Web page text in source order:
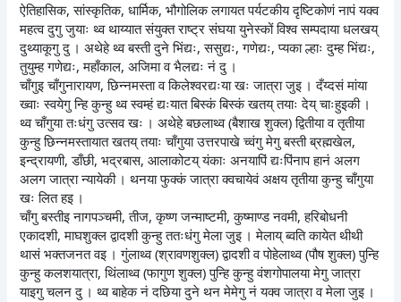
ऐतिहासिक, सांस्कृतिक, धार्मिक, भौगोलिक लगायत पर्यटकीय दृष्टिकोणं नापं यक्व
महत्व दुगु जुयाः थ्व थाय्यात संयुक्त राष्ट्र संघया युनेस्कों विश्व सम्पदाया धलखय्
दुथ्याकूगु दु । अथेहे थ्व बस्ती दुने भिंद्यः, ससुद्यः, गणेद्यः, प्यका ल्हाः दुम्ह भिंद्यः,
तुयुम्ह गणेद्यः, महाँकाल, अजिमा व भैलद्यः नं दु ।
चाँगुइ चाँगुनारायण, छिन्नमस्ता व किलेश्वरद्यःया खः जात्रा जुइ । दँय्दसं मांया
ख्वाः स्वयेगु न्हि कुन्हु थ्व स्वम्हं द्यःयात बिस्कं बिस्कं खतय् तयाः देय् चाःहुइकी ।
थ्व चाँगुया तःधंगु उत्सव खः । अथेहे बछलाथ्व (बैशाख शुक्ल) द्वितीया व तृतीया
कुन्हु छिन्नमस्तायात खतय् तयाः चाँगुया उत्तरपाखे च्वंगु मेगु बस्ती ब्रह्मखेल,
इन्द्रायणी, डाँछी, भद्रबास, आलाकोटय् यंकाः अनयापिं द्यःपिंनाप हानं अलग
अलग जात्रा न्यायेकी । थनया फुक्कं जात्रा क्वचायेवं अक्षय तृतीया कुन्हु चाँगुया
खः लित हइ ।
चाँगु बस्तीइ नागपञ्चमी, तीज, कृष्ण जन्माष्टमी, कुष्माण्ड नवमी, हरिबोधनी
एकादशी, माघशुक्ल द्वादशी कुन्हु ततःधंगु मेला जुइ । मेलाय् ब्वति कायेत थीथी
थासं भक्तजनत वइ । गुंलाथ्व (श्रावणशुक्ल) द्वादशी व पोहेलाथ्व (पौष शुक्ल) पुन्हि
कुन्हु कलशयात्रा, थिंलाथ्व (फागुण शुक्ल) पुन्हि कुन्हु वंशगोपालया मेगु जात्रा
याइगु चलन दु । थ्व बाहेक नं दछिया दुने थन मेमेगु नं यक्व जात्रा व मेला जुइ ।